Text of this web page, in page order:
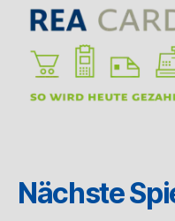
Nächste